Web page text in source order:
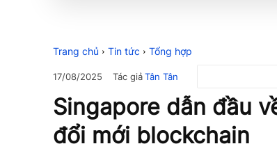
Trang chủ Tin tức Tổng hợp
17/08/2025 Tác giảTân Tân
Singapore dẫn đầu
đổi mới blockchain